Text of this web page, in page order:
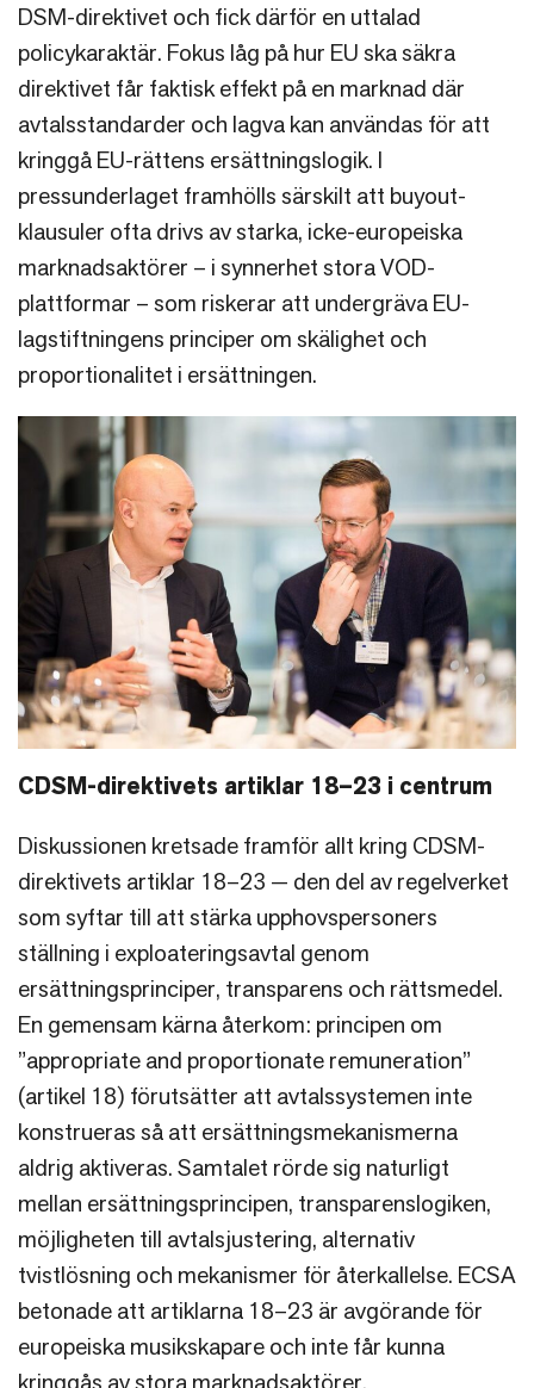
DSM-direktivet och fick därför en uttalad
policykaraktär. Fokus låg på hur EU ska säkra
direktivet får faktisk effekt på en marknad där
avtalsstandarder och lagva kan användas för att
kringgå EU-rättens ersättningslogik. I
pressunderlaget framhölls särskilt att buyout-
klausuler ofta drivs av starka, icke-europeiska
marknadsaktörer – i synnerhet stora VOD-
plattformar – som riskerar att undergräva EU-
lagstiftningens principer om skälighet och
proportionalitet i ersättningen.
CDSM-direktivets artiklar 18–23 i centrum
Diskussionen kretsade framför allt kring CDSM-
direktivets artiklar 18–23 — den del av regelverket
som syftar till att stärka upphovspersoners
ställning i exploateringsavtal genom
ersättningsprinciper, transparens och rättsmedel.
En gemensam kärna återkom: principen om
”appropriate and proportionate remuneration”
(artikel 18) förutsätter att avtalssystemen inte
konstrueras så att ersättningsmekanismerna
aldrig aktiveras. Samtalet rörde sig naturligt
mellan ersättningsprincipen, transparenslogiken,
möjligheten till avtalsjustering, alternativ
tvistlösning och mekanismer för återkallelse. ECSA
betonade att artiklarna 18–23 är avgörande för
europeiska musikskapare och inte får kunna